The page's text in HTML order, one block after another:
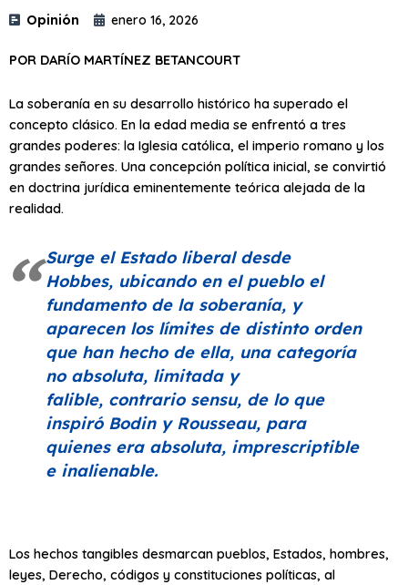
Opinión enero 16, 2026
POR DARÍO MARTÍNEZ BETANCOURT
La soberanía en su desarrollo histórico ha superado el
concepto clásico. En la edad media se enfrentó a tres
grandes poderes: la Iglesia católica, el imperio romano y los
grandes señores. Una concepción política inicial, se convirtió
en doctrina jurídica eminentemente teórica alejada de la
realidad.
Surge el Estado liberal desde
Hobbes, ubicando en el pueblo el
fundamento de la soberanía, y
aparecen los límites de distinto orden
que han hecho de ella, una categoría
no absoluta, limitada y
falible, contrario sensu, de lo que
inspiró Bodin y Rousseau, para
quienes era absoluta, imprescriptible
e inalienable.
Los hechos tangibles desmarcan pueblos, Estados, hombres,
leyes, Derecho, códigos y constituciones políticas, al